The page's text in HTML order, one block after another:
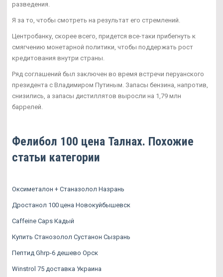
разведения.
Я за то, чтобы смотреть на результат его стремлений.
Центробанку, скорее всего, придется все-таки прибегнуть к
смягчению монетарной политики, чтобы поддержать рост
кредитования внутри страны.
Ряд соглашений был заключен во время встречи перуанского
президента с Владимиром Путиным. Запасы бензина, напротив,
снизились, а запасы дистиллятов выросли на 1,79 млн
баррелей.
Фелибол 100 цена Талнах. Похожие
статьи категории
Оксиметалон + Станазолол Назрань
Дростанол 100 цена Новокуйбышевск
Caffeine Caps Кадый
Купить Станозолол Сустанон Сызрань
Пептид Ghrp-6 дешево Орск
Winstrol 75 доставка Украина